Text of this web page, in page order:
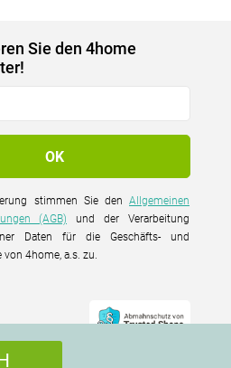
Sie den 4home
stimmen Sie denAllgemeinen
(AGB) und der Verarbeitung
Daten für die Geschäfts- und
von 4home, a.s. zu.